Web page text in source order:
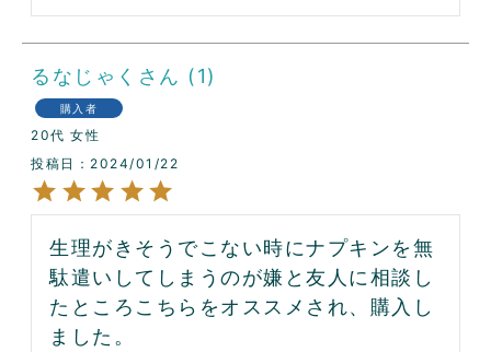
るなじゃく 1
購入者
20代 女性
投稿日
2024/01/22
生理がきそうでこない時にナプキンを無
駄遣いしてしまうのが嫌と友人に相談し
たところこちらをオススメされ、購入し
ました。